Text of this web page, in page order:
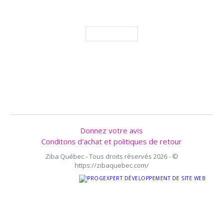
Donnez votre avis
Conditons d'achat et politiques de retour
Ziba Québec - Tous droits réservés 2026 - ©
https://zibaquebec.com/